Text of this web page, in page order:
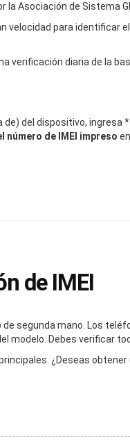
la Asociación de Sistema
para identificar
diaria de la
de) del dispositivo,
número de IMEI impreso
de IMEI
segunda mano. Los
Debes verificar
¿Deseas